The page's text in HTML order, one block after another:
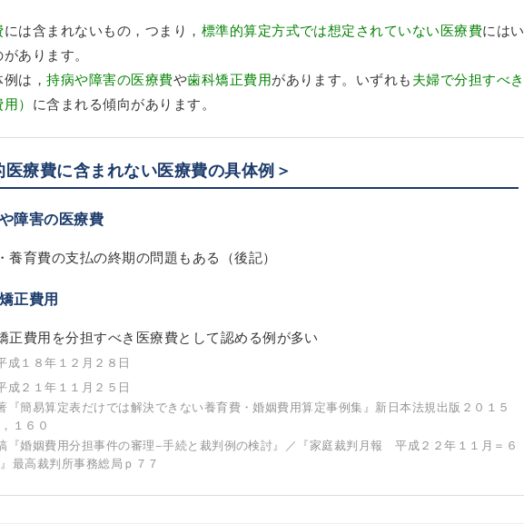
には含まれないもの，つまり， 標準的算定方式では想定されていない医療費にはい
あります。
例は，持病や障害の医療費や歯科矯正費用があります。いずれも夫婦で分担すべき
） に含まれる傾向があります。
医療費に含まれない医療費の具体例＞
障害の医療費
養育費の支払の終期の問題もある（後記）
正費用
正費用を分担すべき医療費として認める例が多い
成１８年１２月２８日
成２１年１１月２５日
『簡易算定表だけでは解決できない養育費・婚姻費用算定事例集』新日本法規出版２０１５
１６０
『婚姻費用分担事件の審理−手続と裁判例の検討』／『家庭裁判月報 平成２２年１１月＝６
最高裁判所事務総局ｐ７７